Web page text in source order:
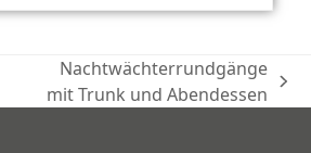
Nächster
Nachtwächterrundgänge
mit Trunk und Abendessen